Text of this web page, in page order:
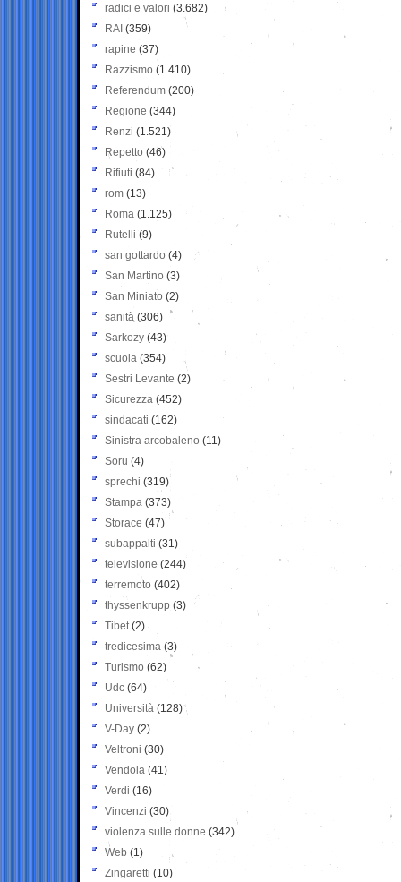
radici e valori (3.682)
RAI (359)
rapine (37)
Razzismo (1.410)
Referendum (200)
Regione (344)
Renzi (1.521)
Repetto (46)
Rifiuti (84)
rom (13)
Roma (1.125)
Rutelli (9)
san gottardo (4)
San Martino (3)
San Miniato (2)
sanità (306)
Sarkozy (43)
scuola (354)
Sestri Levante (2)
Sicurezza (452)
sindacati (162)
Sinistra arcobaleno (11)
Soru (4)
sprechi (319)
Stampa (373)
Storace (47)
subappalti (31)
televisione(244)
terremoto (402)
thyssenkrupp (3)
Tibet(2)
tredicesima (3)
Turismo (62)
Udc (64)
Università (128)
V-Day (2)
Veltroni (30)
Vendola (41)
Verdi (16)
Vincenzi (30)
violenza sulle donne (342)
Web (1)
Zingaretti (10)